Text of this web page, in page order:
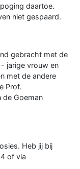
daartoe.
niet gespaard.
gebracht met de
jarige vrouw en
met de andere
Prof.
de Goeman
Heb jij bij
of via